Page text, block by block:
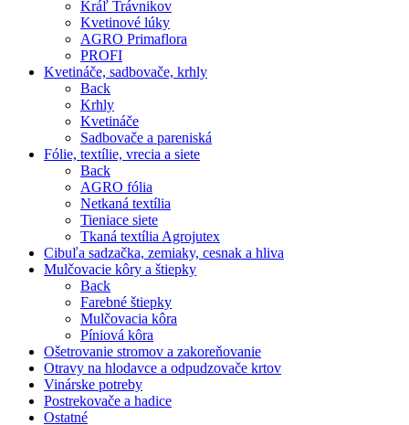
Kráľ Trávnikov
Kvetinové lúky
AGRO Primaflora
PROFI
Kvetináče, sadbovače, krhly
Back
Krhly
Kvetináče
Sadbovače a pareniská
Fólie, textílie, vrecia a siete
Back
AGRO fólia
Netkaná textília
Tieniace siete
Tkaná textília Agrojutex
Cibuľa sadzačka, zemiaky, cesnak a hliva
Mulčovacie kôry a štiepky
Back
Farebné štiepky
Mulčovacia kôra
Píniová kôra
Ošetrovanie stromov a zakoreňovanie
Otravy na hlodavce a odpudzovače krtov
Vinárske potreby
Postrekovače a hadice
Ostatné